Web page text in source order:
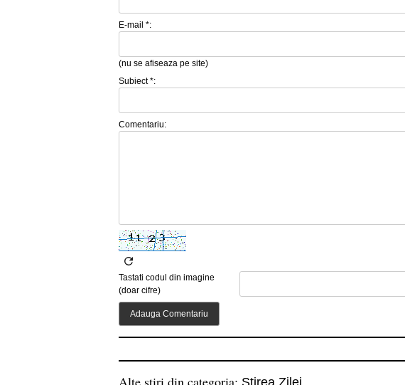
E-mail *:
(nu se afiseaza pe site)
Subiect *:
Comentariu:
Tastati codul din imagine
(doar cifre)
Alte stiri din categoria: Stirea Zilei